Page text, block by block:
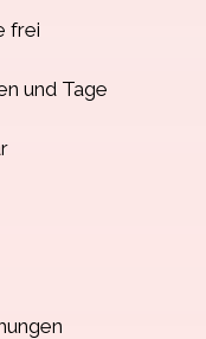
frei
und Tage